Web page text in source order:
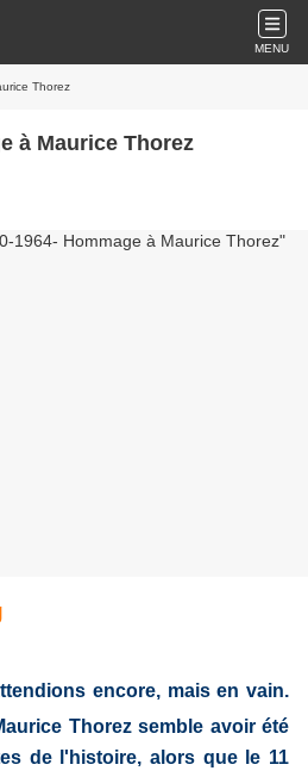
MENU
encore, mais en vain.
Thorez semble avoir été
de l'histoire, alors que le 11